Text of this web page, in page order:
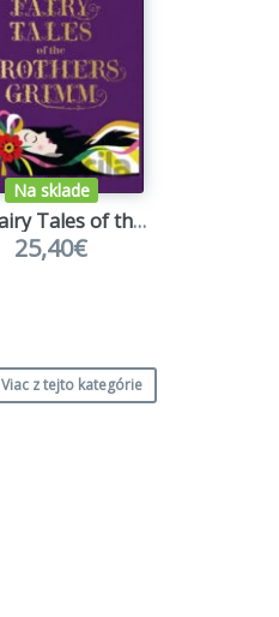
Na sklade
The Fairy Tales of the Brothers Grimm
25,40€
Viac z tejto kategórie